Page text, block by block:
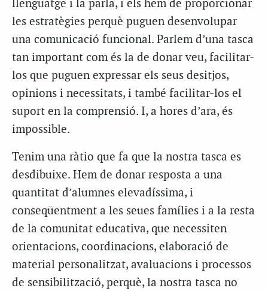
llenguatge i la parla, i els hem de proporcionar
les estratègies perquè puguen desenvolupar
una comunicació funcional. Parlem d’una tasca
tan important com és la de donar veu, facilitar-
los que puguen expressar els seus desitjos,
opinions i necessitats, i també facilitar-los el
suport en la comprensió. I, a hores d’ara, és
impossible.
Tenim una ràtio que fa que la nostra tasca es
desdibuixe. Hem de donar resposta a una
quantitat d’alumnes elevadíssima, i
conseqüentment a les seues famílies i a la resta
de la comunitat educativa, que necessiten
orientacions, coordinacions, elaboració de
material personalitzat, avaluacions i processos
de sensibilització, perquè, la nostra tasca no